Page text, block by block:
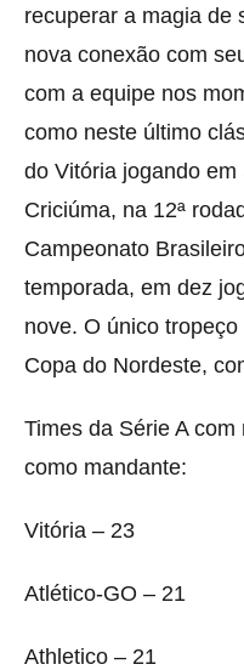
recuperar a magia de
nova conexão com
com a equipe nos
como neste último
do Vitória jogando
Criciúma, na 12ª
Campeonato
temporada, em dez
nove. O único
Copa do Nordeste,
Times da Série A
como mandante:
Vitória – 23
Atlético-GO – 21
Athletico – 21